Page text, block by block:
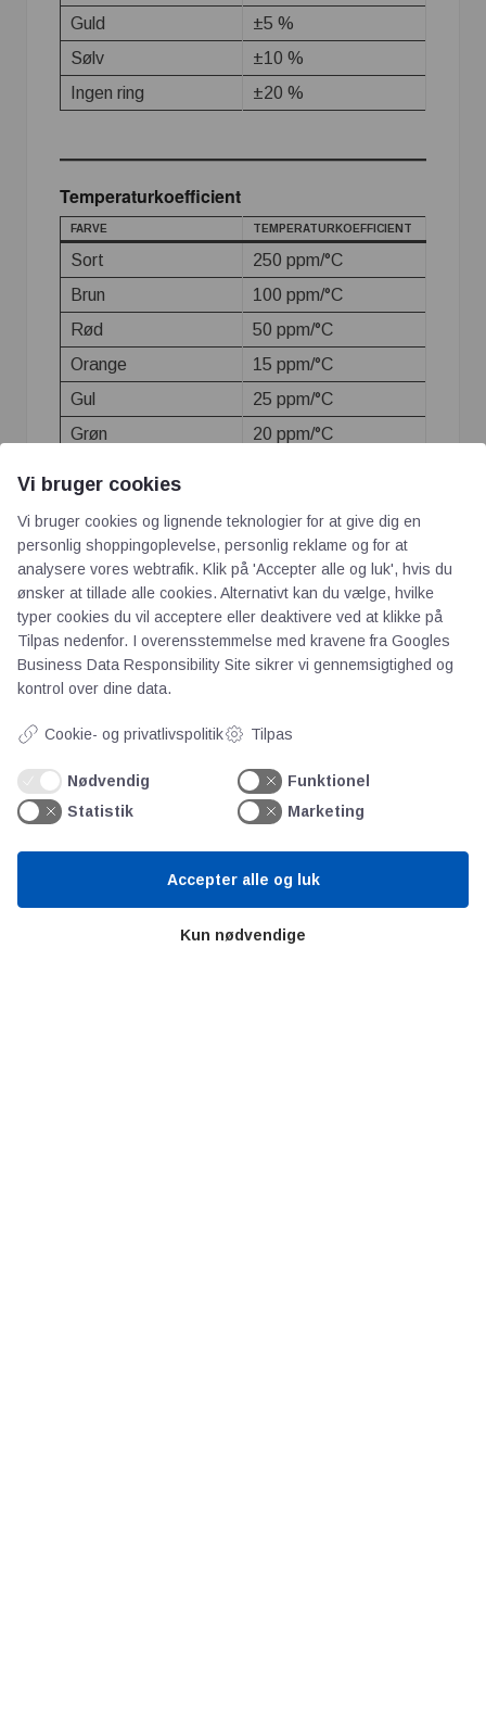
Guld
±5 %
Sølv
±10 %
Ingen ring
±20 %
Temperaturkoefficient
FARVE TEMPERATURKOEFFICIENT
Sort
250 ppm/°C
Brun
100 ppm/°C
Rød
50 ppm/°C
Orange
15 ppm/°C
Gul
25 ppm/°C
Grøn
20 ppm/°C
Grå
1 ppm/°C
AOT
Vi bruger cookies
Vi bruger cookies og lignende teknologier for at give dig en
personlig shoppingoplevelse, personlig reklame og for at
analysere vores webtrafik. Klik på 'Accepter alle og luk', hvis du
ønsker at tillade alle cookies. Alternativt kan du vælge, hvilke
typer cookies du vil acceptere eller deaktivere ved at klikke på
Tilpas nedenfor. I overensstemmelse med kravene fra Googles
Business Data Responsibility Site sikrer vi gennemsigtighed og
kontrol over dine data.
Cookie- og privatlivspolitik Tilpas
Nødvendig
Funktionel
Statistik
Marketing
Kun nødvendige
Accepter alle og luk